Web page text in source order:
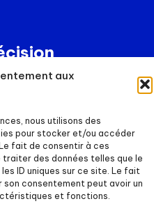
aux
nous utilisons des
pour stocker et/ou accéder
fait de consentir à ces
des données telles que le
ID uniques sur ce site. Le fait
consentement peut avoir un
et fonctions.